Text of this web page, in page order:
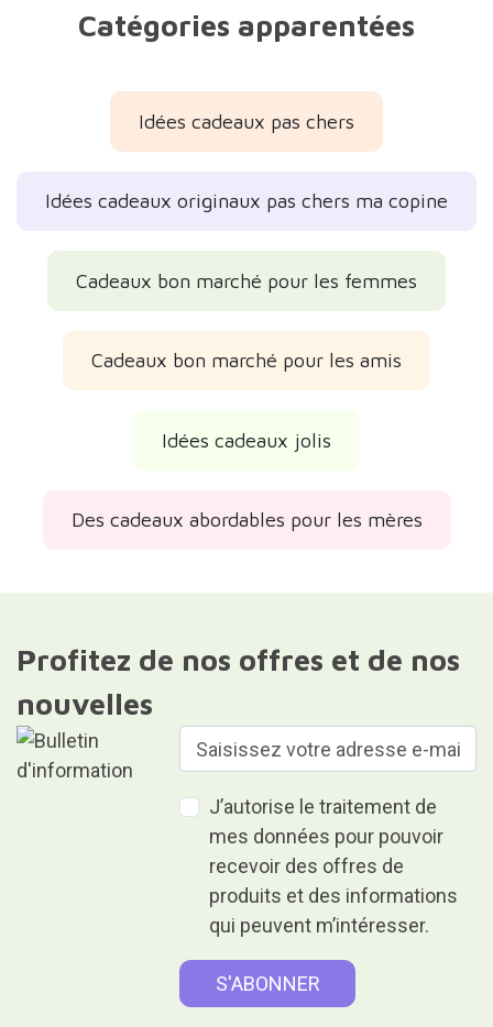
Catégories apparentées
Idées cadeaux pas chers
Idées cadeaux originaux pas chers ma copine
Cadeaux bon marché pour les femmes
Cadeaux bon marché pour les amis
Idées cadeaux jolis
Des cadeaux abordables pour les mères
Profitez de nos offres et de nos
nouvelles
J’autorise le traitement de
mes données pour pouvoir
recevoir des offres de
produits et des informations
qui peuvent m’intéresser.